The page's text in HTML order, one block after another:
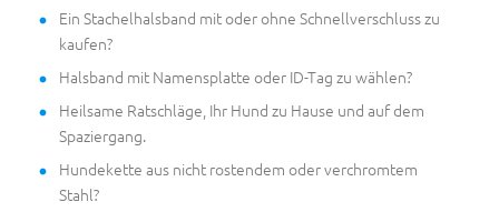
Ein Stachelhalsband mit oder ohne Schnellverschluss zu
kaufen?
Halsband mit Namensplatte oder ID-Tag zu wählen?
Heilsame Ratschläge, Ihr Hund zu Hause und auf dem
Spaziergang.
Hundekette aus nicht rostendem oder verchromtem
Stahl?